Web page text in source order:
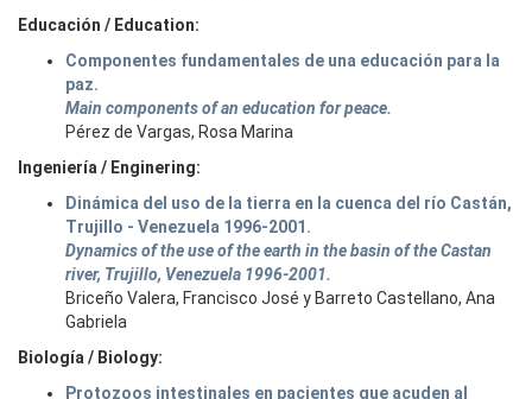
Educación / Education:
Componentes fundamentales de una educación para la
paz.
Main components of an education for peace.
Pérez de Vargas, Rosa Marina
Ingeniería / Enginering:
Dinámica del uso de la tierra en la cuenca del río Castán,
Trujillo - Venezuela 1996-2001.
Dynamics of the use of the earth in the basin of the Castan
river, Trujillo, Venezuela 1996-2001.
Briceño Valera, Francisco José y Barreto Castellano, Ana
Gabriela
Biología / Biology:
Protozoos intestinales en pacientes que acuden al